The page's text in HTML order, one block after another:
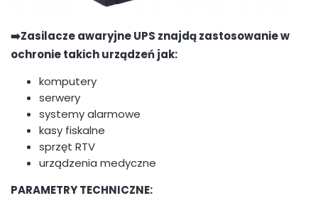
➡️Zasilacze awaryjne UPS znajdą zastosowanie w
ochronie takich urządzeń jak:
komputery
serwery
systemy alarmowe
kasy fiskalne
sprzęt RTV
urządzenia medyczne
PARAMETRY TECHNICZNE: